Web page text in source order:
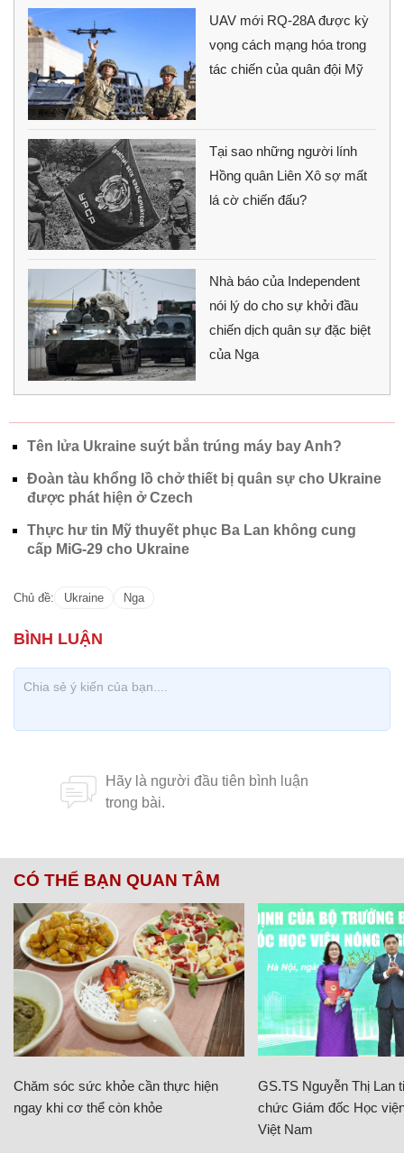
UAV mới RQ-28A được kỳ
vọng cách mạng hóa trong
tác chiến của quân đội Mỹ
Tại sao những người lính
Hồng quân Liên Xô sợ mất
lá cờ chiến đấu?
Nhà báo của Independent
nói lý do cho sự khởi đầu
chiến dịch quân sự đặc biệt
của Nga
Tên lửa Ukraine suýt bắn trúng máy bay Anh?
Đoàn tàu khổng lồ chở thiết bị quân sự cho Ukraine
được phát hiện ở Czech
Thực hư tin Mỹ thuyết phục Ba Lan không cung
cấp MiG-29 cho Ukraine
Chủ đề: Ukraine Nga
CÓ THỂ BẠN QUAN TÂM
Chăm sóc sức khỏe cần thực hiện
ngay khi cơ thể còn khỏe
GS.TS Nguyễn Thị Lan
chức Giám đốc Học
Việt Nam